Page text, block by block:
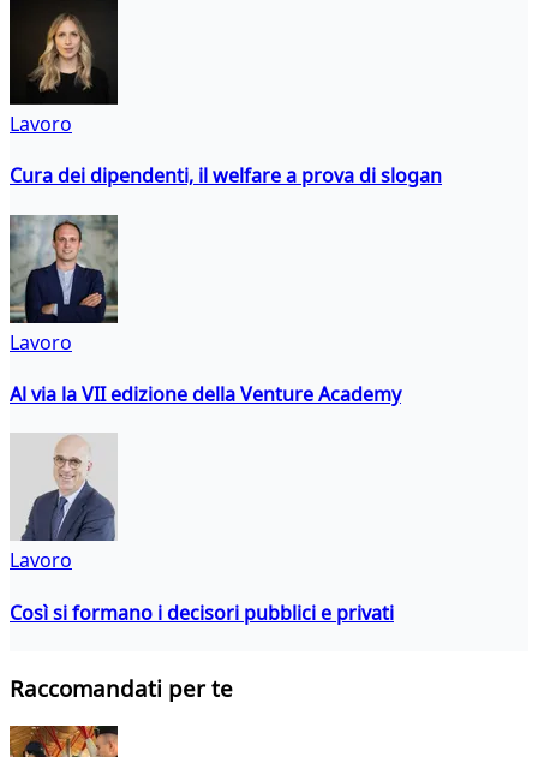
Lavoro
Cura dei dipendenti, il welfare a prova di slogan
Lavoro
Al via la VII edizione della Venture Academy
Lavoro
Così si formano i decisori pubblici e privati
Raccomandati per te